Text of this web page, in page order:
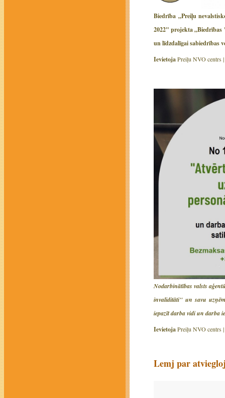
Biedrība „Preiļu
2022" projekta „Biedrības
un līdzdalīgai sabiedrības
IevietojaPreiļu NVO centrs |
Nodarbinātības valsts
invaliditāti" un savu
iepazīt darba vidi un darba
IevietojaPreiļu NVO centrs |
Lemj par